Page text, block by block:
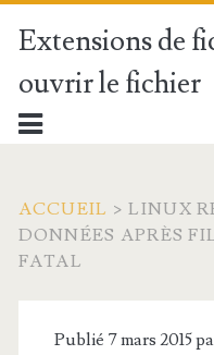
Extensions de
ouvrir le fichier
ACCUEIL > LINUX
DONNÉES APRÈS
FATAL
Publié 7 mars 2015